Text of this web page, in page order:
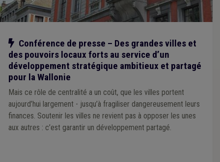
Notre action
Conférence de presse – Des grandes villes et
des pouvoirs locaux forts au service d’un
développement stratégique ambitieux et partagé
pour la Wallonie
Mais ce rôle de centralité a un coût, que les villes portent
aujourd’hui largement - jusqu’à fragiliser dangereusement leurs
finances. Soutenir les villes ne revient pas à opposer les unes
aux autres : c’est garantir un développement partagé.